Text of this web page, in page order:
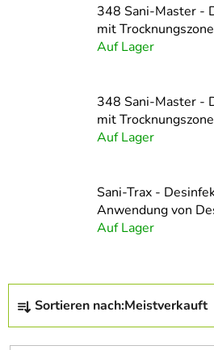
348 Sani-Master -
mit
Auf Lager
348 Sani-Master -
mit
Auf Lager
Sani-Trax -
Anwendung von
Auf Lager
P
o
Sortieren nach:Meistverkauft